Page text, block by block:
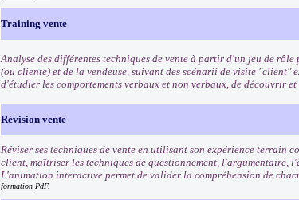
Training vente
Analyse des différentes techniques de vente à partir d'un jeu de
(ou cliente) et de la vendeuse, suivant des scénarii de visite
d'étudier les comportements verbaux et non verbaux, de découvrir
Révision vente
Réviser ses techniques de vente en utilisant son expérience
client, maîtriser les techniques de questionnement, l'argumentaire,
L'animation interactive permet de valider la compréhension de
formation PdF.